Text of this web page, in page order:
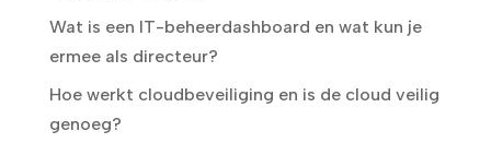
Wat is een IT-beheerdashboard en wat kun je
ermee als directeur?
Hoe werkt cloudbeveiliging en is de cloud veilig
genoeg?